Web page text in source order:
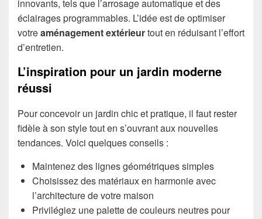
innovants, tels que l’arrosage automatique et des
éclairages programmables. L’idée est de optimiser
votreaménagement extérieurtout en réduisant l’effort
d’entretien.
L’inspiration pour un jardin moderne
réussi
Pour concevoir un jardin chic et pratique, il faut rester
fidèle à son style tout en s’ouvrant aux nouvelles
tendances. Voici quelques conseils :
Maintenez des lignes géométriques simples
Choisissez des matériaux en harmonie avec
l’architecture de votre maison
Privilégiez une palette de couleurs neutres pour